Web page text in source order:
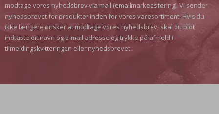
modtage vores nyhedsbrev via mail (emailmarkedsføring). Vi sender
nyhedsbrevet for produkter inden for vores varesortiment. Hvis du
ikke længere ønsker at modtage vores nyhedsbrev, skal du blot
indtaste dit navn og e-mail adresse og trykke på afmeld i
tilmeldingskvitteringen eller nyhedsbrevet.